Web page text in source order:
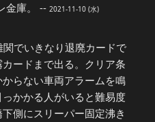
金庫。 -- 2021-11-10 (水)
関でいきなり退廃カードで
ードまで出る。クリア条
らない車両アラームを鳴
かかる人がいると難易度
側にスリーパー固定沸き